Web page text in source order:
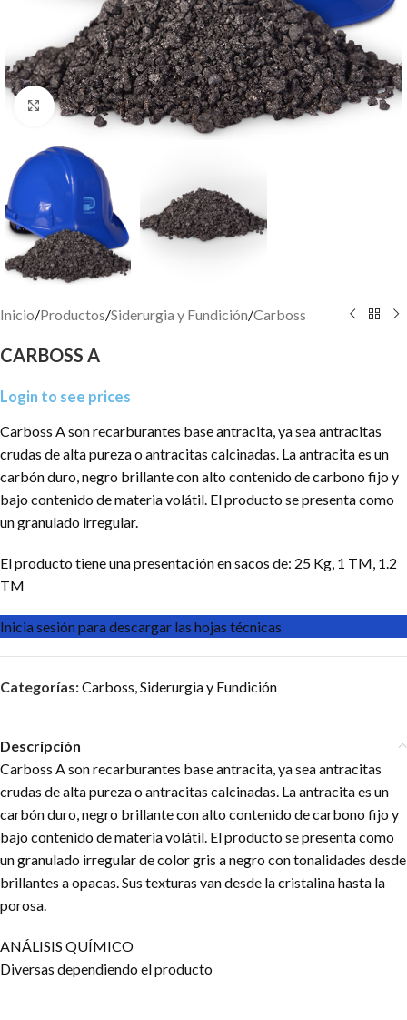
Click to enlarge
Inicio/Productos/Siderurgia y Fundición/Carboss
CARBOSS A
Login to see prices
Carboss A son recarburantes base antracita, ya sea antracitas
crudas de alta pureza o antracitas calcinadas. La antracita es un
carbón duro, negro brillante con alto contenido de carbono fijo y
bajo contenido de materia volátil. El producto se presenta como
un granulado irregular.
El producto tiene una presentación en sacos de: 25 Kg, 1 TM, 1.2
TM
Inicia sesión para descargar las hojas técnicas
Categorías:Carboss Siderurgia y Fundición
Descripción
Carboss A son recarburantes base antracita, ya sea antracitas
crudas de alta pureza o antracitas calcinadas. La antracita es un
carbón duro, negro brillante con alto contenido de carbono fijo y
bajo contenido de materia volátil. El producto se presenta como
un granulado irregular de color gris a negro con tonalidades desde
brillantes a opacas. Sus texturas van desde la cristalina hasta la
porosa.
ANÁLISIS QUÍMICO
Diversas dependiendo el producto